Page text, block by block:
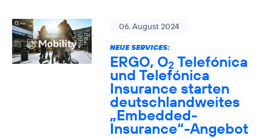
06. August 2024
NEUE SERVICES:
ERGO, O2 Telefónica
und Telefónica
Insurance starten
deutschlandweites
„Embedded-
Insurance“-Angebot